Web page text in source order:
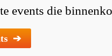
events die
➔